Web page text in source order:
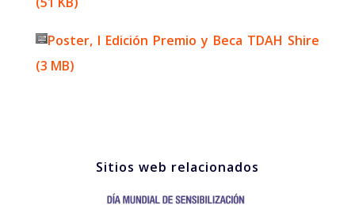
Poster, I Edición Premio y Beca TDAH Shire
(3 MB)
Sitios web relacionados